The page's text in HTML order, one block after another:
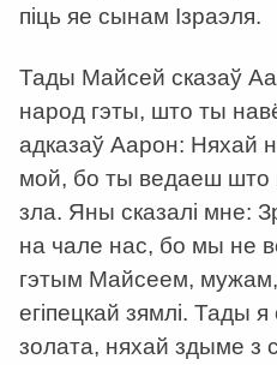
піць яе сынам Ізраэля.
Тады Майсей сказаў
народ гэты, што ты
адказаў Аарон: Няхай
мой, бо ты ведаеш што
зла. Яны сказалі мне:
на чале нас, бо мы не
гэтым Майсеем, мужам,
егіпецкай зямлі. Тады
золата, няхай здыме з